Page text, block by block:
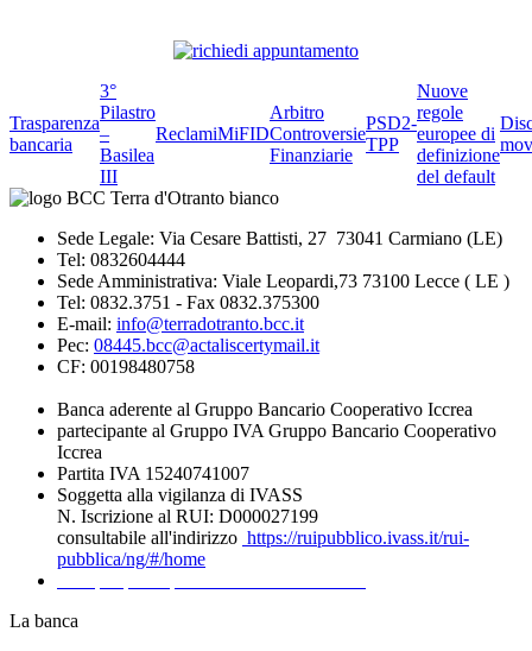
Trasparenza
bancaria
3°
Pilastro
–
Basilea
III
ReclamiMiFID
Arbitro
Controversie
Finanziarie
PSD2-
TPP
Nuove
regole
europee di
definizione
del default
Sede Legale: Via Cesare Battisti, 27 73041 Carmiano (LE)
Tel: 0832604444
Sede Amministrativa: Viale Leopardi,73 73100 Lecce ( LE )
Tel: 0832.3751 - Fax 0832.375300
E-mail: info@terradotranto.bcc.it
Pec: 08445.bcc@actaliscertymail.it
CF: 00198480758
Banca aderente al Gruppo Bancario Cooperativo Iccrea
partecipante al Gruppo IVA Gruppo Bancario Cooperativo
Iccrea
Partita IVA 15240741007
Soggetta alla vigilanza di IVASS
N. Iscrizione al RUI: D000027199
consultabile all'indirizzo https://ruipubblico.ivass.it/rui-
pubblica/ng/#/home
La banca